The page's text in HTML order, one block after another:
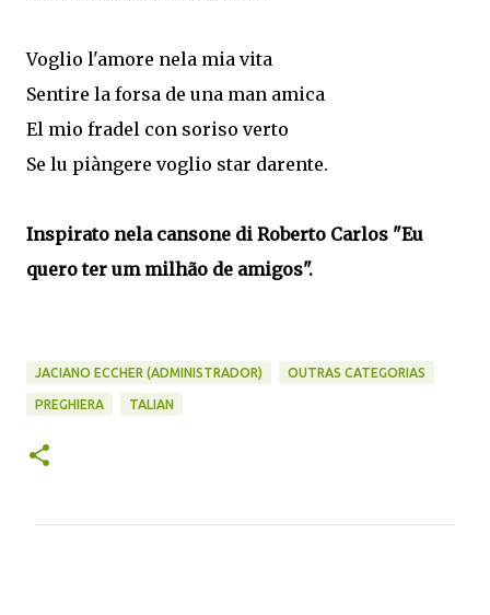
Voglio l'amore nela mia vita
Sentire la forsa de una man amica
El mio fradel con soriso verto
Se lu piàngere voglio star darente.
Inspirato nela cansone di Roberto Carlos "Eu
quero ter um milhão de amigos".
JACIANO ECCHER (ADMINISTRADOR) OUTRAS CATEGORIAS
PREGHIERA TALIAN